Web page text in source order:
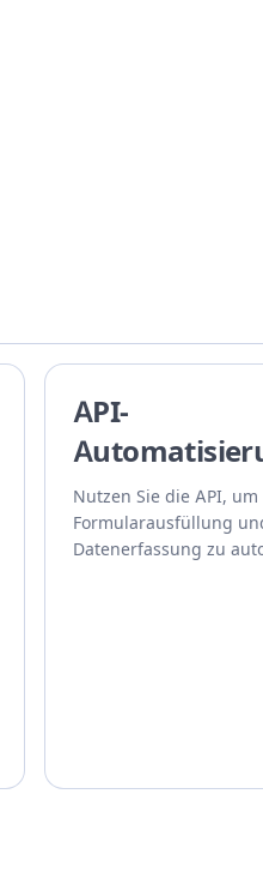
API-
Nutzen Sie die API, um
Formularausfüllung
Datenerfassung zu